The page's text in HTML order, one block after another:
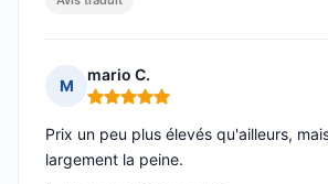
M
mario C.
Note : 5 sur 5
Prix un peu plus élevés qu'ailleurs,
largement la peine.